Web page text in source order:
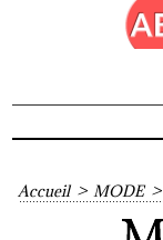
Accueil > MODE >